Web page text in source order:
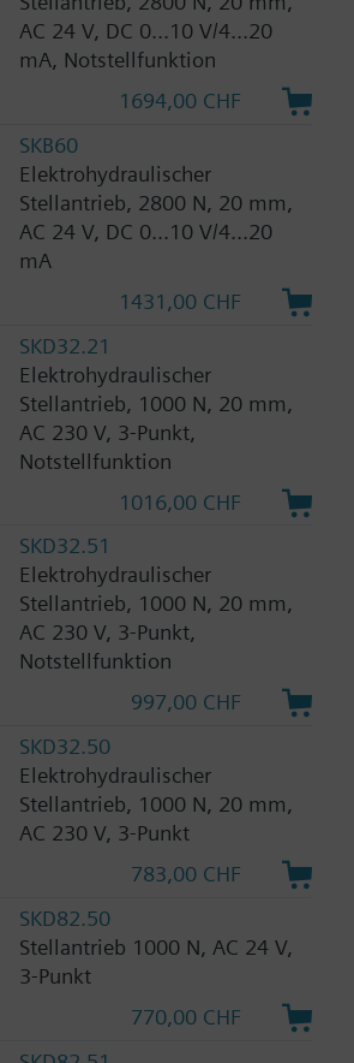
AC 24 V, DC 0...10 V/4...20
mA, Notstellfunktion
1694,00 CHF
SKB60
Elektrohydraulischer
Stellantrieb, 2800 N, 20 mm,
AC 24 V, DC 0...10 V/4...20
mA
1431,00 CHF
SKD32.21
Elektrohydraulischer
Stellantrieb, 1000 N, 20 mm,
AC 230 V, 3-Punkt,
Notstellfunktion
1016,00 CHF
SKD32.51
Elektrohydraulischer
Stellantrieb, 1000 N, 20 mm,
AC 230 V, 3-Punkt,
Notstellfunktion
997,00 CHF
SKD32.50
Elektrohydraulischer
Stellantrieb, 1000 N, 20 mm,
AC 230 V, 3-Punkt
783,00 CHF
SKD82.50
Stellantrieb 1000 N, AC 24 V,
3-Punkt
770,00 CHF